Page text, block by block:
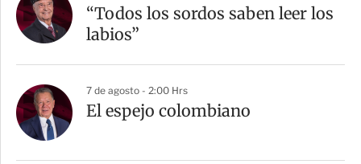
“Todos los sordos saben leer los
labios”
7 de agosto - 2:00 Hrs
El espejo colombiano